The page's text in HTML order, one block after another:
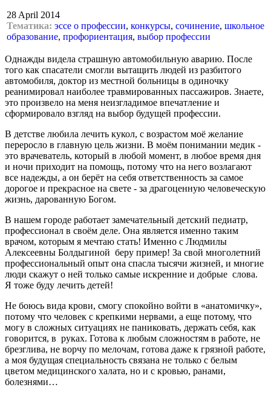
28 April 2014
Тематика: эссе о профессии, конкурсы, сочинение, школьное
образование, профориентация, выбор профессии
Однажды видела страшную автомобильную аварию. После
того как спасатели смогли вытащить людей из разбитого
автомобиля, доктор из местной больницы в одиночку
реанимировал наиболее травмированных пассажиров. Знаете,
это произвело на меня неизгладимое впечатление и
сформировало взгляд на выбор будущей профессии.
В детстве любила лечить кукол, с возрастом моё желание
переросло в главную цель жизни. В моём понимании медик -
это врачеватель, который в любой момент, в любое время дня
и ночи приходит на помощь, потому что на него возлагают
все надежды, а он берёт на себя ответственность за самое
дорогое и прекрасное на свете - за драгоценную человеческую
жизнь, дарованную Богом.
В нашем городе работает замечательный детский педиатр,
профессионал в своём деле. Она является именно таким
врачом, которым я мечтаю стать! Именно с Людмилы
Алексеевны Болдыгиной беру пример! За свой многолетний
профессиональный опыт она спасла тысячи жизней, и многие
люди скажут о ней только самые искренние и добрые слова.
Я тоже буду лечить детей!
Не боюсь вида крови, смогу спокойно войти в «анатомичку»,
потому что человек с крепкими нервами, а еще потому, что
могу в сложных ситуациях не паниковать, держать себя, как
говорится, в руках. Готова к любым сложностям в работе, не
брезглива, не ворчу по мелочам, готова даже к грязной работе,
а моя будущая специальность связана не только с белым
цветом медицинского халата, но и с кровью, ранами,
болезнями…